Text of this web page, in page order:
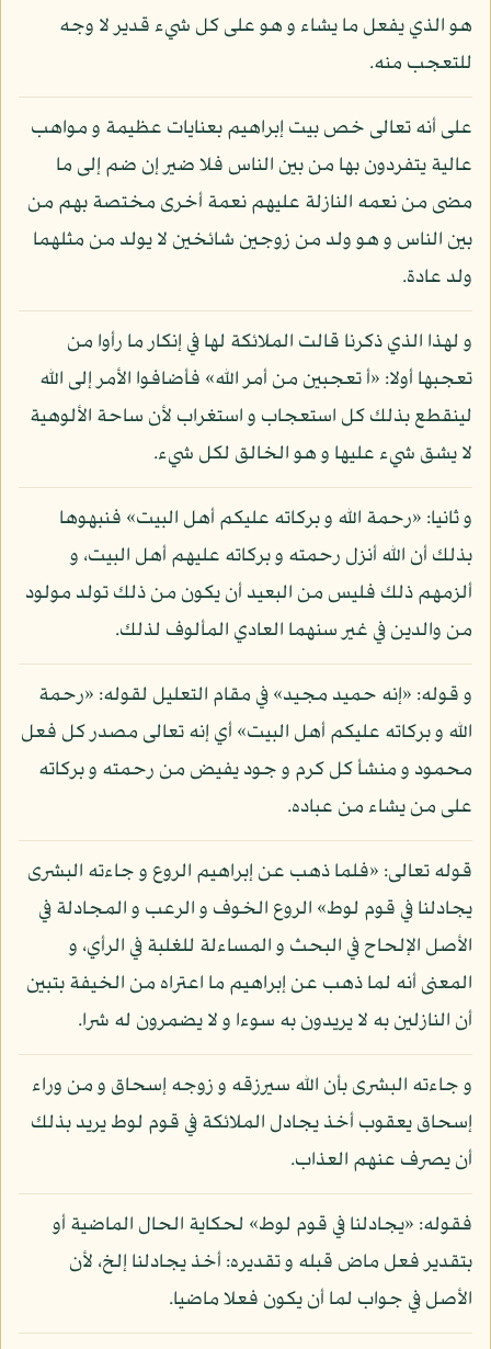
هو الذي يفعل ما يشاء و هو على كل شيء قدير لا وجه
للتعجب منه.
على أنه تعالى خص بيت إبراهيم بعنايات عظيمة و مواهب
عالية يتفردون بها من بين الناس فلا ضير إن ضم إلى ما
مضى من نعمه النازلة عليهم نعمة أخرى مختصة بهم من
بين الناس و هو ولد من زوجين شائخين لا يولد من مثلهما
ولد عادة.
و لهذا الذي ذكرنا قالت الملائكة لها في إنكار ما رأوا من
تعجبها أولا: «أ تعجبين من أمر الله» فأضافوا الأمر إلى الله
لينقطع بذلك كل استعجاب و استغراب لأن ساحة الألوهية
لا يشق شيء عليها و هو الخالق لكل شيء.
و ثانيا: «رحمة الله و بركاته عليكم أهل البيت» فنبهوها
بذلك أن الله أنزل رحمته و بركاته عليهم أهل البيت، و
ألزمهم ذلك فليس من البعيد أن يكون من ذلك تولد مولود
من والدين في غير سنهما العادي المألوف لذلك.
و قوله: «إنه حميد مجيد» في مقام التعليل لقوله: «رحمة
الله و بركاته عليكم أهل البيت» أي إنه تعالى مصدر كل فعل
محمود و منشأ كل كرم و جود يفيض من رحمته و بركاته
على من يشاء من عباده.
قوله تعالى: «فلما ذهب عن إبراهيم الروع و جاءته البشرى
يجادلنا في قوم لوط» الروع الخوف و الرعب و المجادلة في
الأصل الإلحاح في البحث و المساءلة للغلبة في الرأي، و
المعنى أنه لما ذهب عن إبراهيم ما اعتراه من الخيفة بتبين
أن النازلين به لا يريدون به سوءا و لا يضمرون له شرا.
و جاءته البشرى بأن الله سيرزقه و زوجه إسحاق و من وراء
إسحاق يعقوب أخذ يجادل الملائكة في قوم لوط يريد بذلك
أن يصرف عنهم العذاب.
فقوله: «يجادلنا في قوم لوط» لحكاية الحال الماضية أو
بتقدير فعل ماض قبله و تقديره: أخذ يجادلنا إلخ، لأن
الأصل في جواب لما أن يكون فعلا ماضيا.